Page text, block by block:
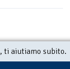
, ti aiutiamo subito.